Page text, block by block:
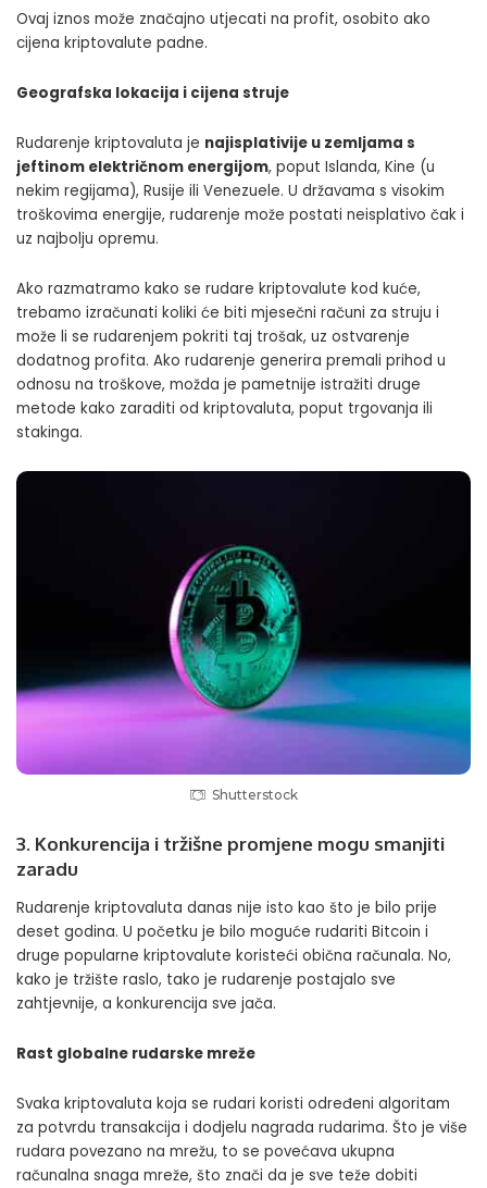
Ovaj iznos može značajno utjecati na profit, osobito ako
cijena kriptovalute padne.
Geografska lokacija i cijena struje
Rudarenje kriptovaluta je najisplativije u zemljama s
jeftinom električnom energijom, poput Islanda, Kine (u
nekim regijama), Rusije ili Venezuele. U državama s visokim
troškovima energije, rudarenje može postati neisplativo čak i
uz najbolju opremu.
Ako razmatramo kako se rudare kriptovalute kod kuće,
trebamo izračunati koliki će biti mjesečni računi za struju i
može li se rudarenjem pokriti taj trošak, uz ostvarenje
dodatnog profita. Ako rudarenje generira premali prihod u
odnosu na troškove, možda je pametnije istražiti druge
metode kako zaraditi od kriptovaluta, poput trgovanja ili
stakinga.
Shutterstock
3. Konkurencija i tržišne promjene mogu smanjiti
zaradu
Rudarenje kriptovaluta danas nije isto kao što je bilo prije
deset godina. U početku je bilo moguće rudariti Bitcoin i
druge popularne kriptovalute koristeći obična računala. No,
kako je tržište raslo, tako je rudarenje postajalo sve
zahtjevnije, a konkurencija sve jača.
Rast globalne rudarske mreže
Svaka kriptovaluta koja se rudari koristi određeni algoritam
za potvrdu transakcija i dodjelu nagrada rudarima. Što je više
rudara povezano na mrežu, to se povećava ukupna
računalna snaga mreže, što znači da je sve teže dobiti